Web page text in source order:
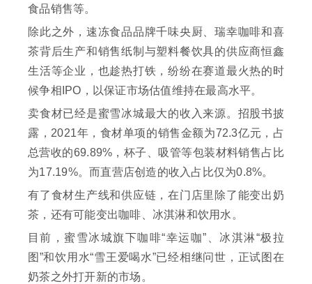
食品销售等。
除此之外，速冻食品品牌千味央厨、瑞幸咖啡和喜
茶背后生产和销售纸制与塑料餐饮具的供应商恒鑫
生活等企业，也趁热打铁，纷纷在赛道最火热的时
候争相IPO，以保证市场估值维持在最高水平。
卖食材已经是蜜雪冰城最大的收入来源。招股书披
露，2021年，食材单项的销售金额为72.3亿元，占
总营收的69.89%，杯子、吸管等包装材料销售占比
为17.19%。而直营店创造的收入占比仅为0.8%。
有了食材生产线和供应链，在门店里除了能变出奶
茶，还有可能变出咖啡、冰淇淋和饮用水。
目前，蜜雪冰城旗下咖啡“幸运咖”、冰淇淋“极拉
图”和饮用水“雪王爱喝水”已经相继问世，正试图在
奶茶之外打开新的市场。